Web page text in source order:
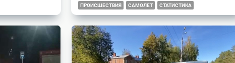
ПРОИСШЕСТВИЯ САМОЛЕТ СТАТИСТИКА